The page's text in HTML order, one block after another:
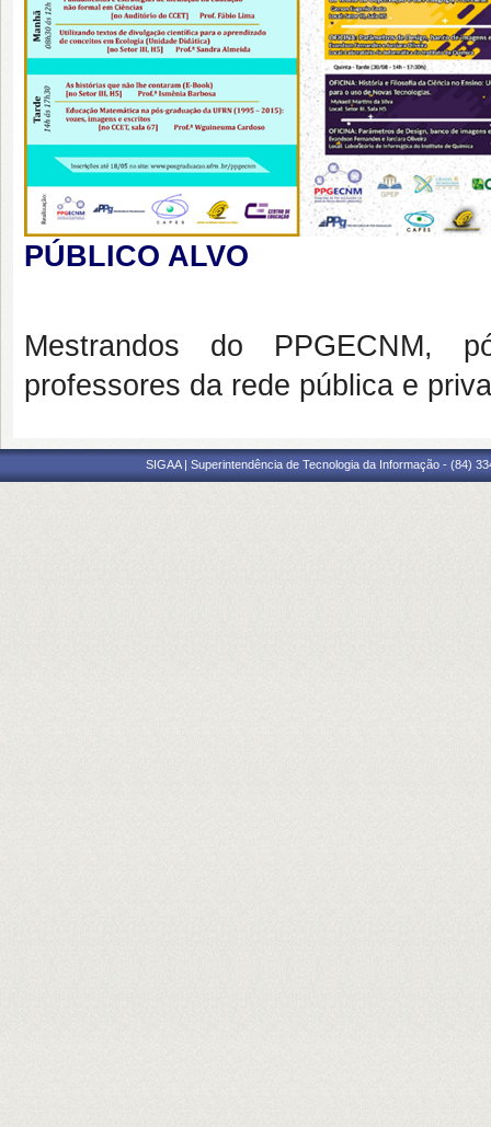
PÚBLICO ALVO
Mestrandos do PPGECNM,
professores da rede pública e
SIGAA | Superintendência de Tecnologia da Informação - (84)